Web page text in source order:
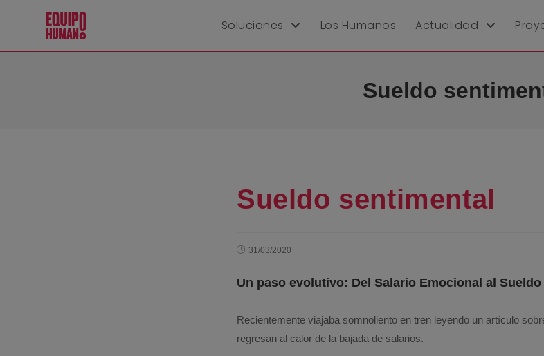
Soluciones Los Humanos Actualidad
Sueldo
Sueldo sentimental
31/03/2020
Un paso evolutivo: Del Salario Emocional al
Recientemente viajaba somnoliento en tren leyendo un artículo
regresan al calor de la bajada de salarios.